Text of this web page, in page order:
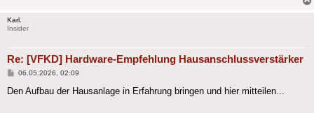
Karl.
Insider
Re: [VFKD] Hardware-Empfehlung Hausanschlussverstärker
Beitrag
06.05.2026, 02:09
Den Aufbau der Hausanlage in Erfahrung bringen und hier mitteilen...